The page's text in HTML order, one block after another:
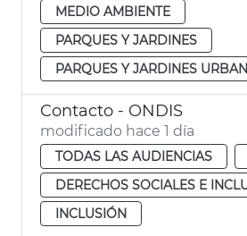
MEDIO AMBIENTE
PARQUES Y JARDINES
PARQUES Y JARDINES
Contacto - ONDIS
modificado hace 1 día
TODAS LAS AUDIENCIAS
DERECHOS SOCIALES E
INCLUSIÓN